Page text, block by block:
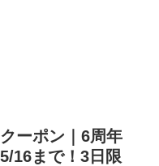
ーポン｜6周年
16まで！3日限